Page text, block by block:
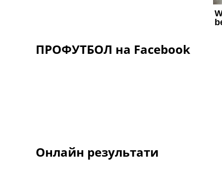
ПРОФУТБОЛ на Facebook
Онлайн результати